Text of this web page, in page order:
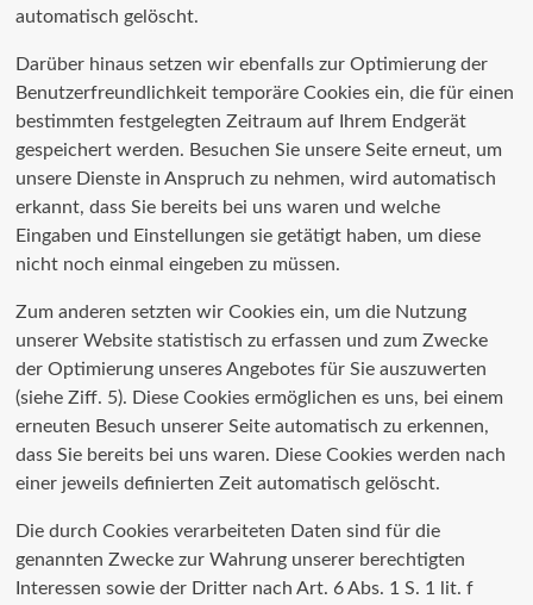
automatisch gelöscht.
Darüber hinaus setzen wir ebenfalls zur Optimierung der
Benutzerfreundlichkeit temporäre Cookies ein, die für einen
bestimmten festgelegten Zeitraum auf Ihrem Endgerät
gespeichert werden. Besuchen Sie unsere Seite erneut, um
unsere Dienste in Anspruch zu nehmen, wird automatisch
erkannt, dass Sie bereits bei uns waren und welche
Eingaben und Einstellungen sie getätigt haben, um diese
nicht noch einmal eingeben zu müssen.
Zum anderen setzten wir Cookies ein, um die Nutzung
unserer Website statistisch zu erfassen und zum Zwecke
der Optimierung unseres Angebotes für Sie auszuwerten
(siehe Ziff. 5). Diese Cookies ermöglichen es uns, bei einem
erneuten Besuch unserer Seite automatisch zu erkennen,
dass Sie bereits bei uns waren. Diese Cookies werden nach
einer jeweils definierten Zeit automatisch gelöscht.
Die durch Cookies verarbeiteten Daten sind für die
genannten Zwecke zur Wahrung unserer berechtigten
Interessen sowie der Dritter nach Art. 6 Abs. 1 S. 1 lit. f